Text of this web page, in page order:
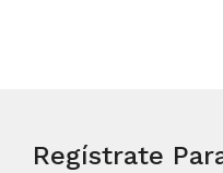
Regístrate